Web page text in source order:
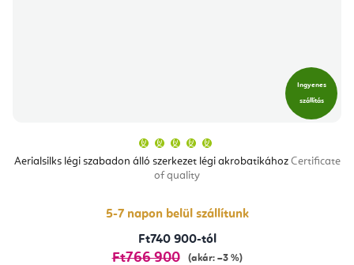
Ingyenes
szállítás
Aerialsilks légi szabadon álló szerkezet légi akrobatikához Certificate
of quality
átlagos
értékelése
csillag.
5-7 napon belül szállítunk
Ft740 900-tól
Ft766 900 (akár: –3 %)